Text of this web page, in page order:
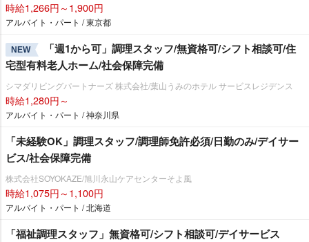
時給1,266円～1,900円
アルバイト・パート / 東京都
NEW
「週1から可」調理スタッフ/無資格可/シフト相談可/住
宅型有料老人ホーム/社会保障完備
シマダリビングパートナーズ 株式会社/葉山うみのホテル サービスレジデンス
時給1,280円～
アルバイト・パート / 神奈川県
「未経験OK」調理スタッフ/調理師免許必須/日勤のみ/デイサー
ビス/社会保障完備
株式会社SOYOKAZE/旭川永山ケアセンターそよ風
時給1,075円～1,100円
アルバイト・パート / 北海道
「福祉調理スタッフ」無資格可/シフト相談可/デイサービス